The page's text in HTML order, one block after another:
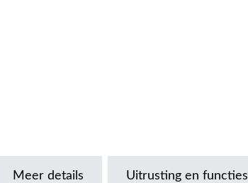
Meer details Uitrusting en functies